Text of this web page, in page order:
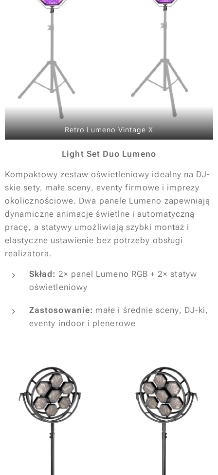
Retro Lumeno Vintage X
Light Set Duo Lumeno
Kompaktowy zestaw oświetleniowy idealny na DJ-
skie sety, małe sceny, eventy firmowe i imprezy
okolicznościowe. Dwa panele Lumeno zapewniają
dynamiczne animacje świetlne i automatyczną
pracę, a statywy umożliwiają szybki montaż i
elastyczne ustawienie bez potrzeby obsługi
realizatora.
Skład: 2× panel Lumeno RGB + 2× statyw
oświetleniowy
Zastosowanie: małe i średnie sceny, DJ-ki,
eventy indoor i plenerowe